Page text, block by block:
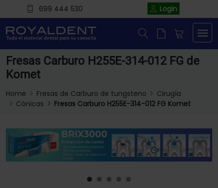
699 444 530 Login
Fresas Carburo H255E-314-012 FG de
Komet
Home Fresas de Carburo de tungsteno
Cirugía
Cónicas
Fresas Carburo H255E-314-012 FG Komet